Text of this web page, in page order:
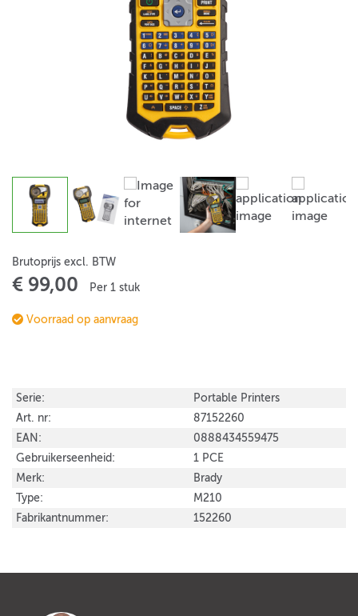
Serie:
Portable Printers
Art. nr:
87152260
EAN:
0888434559475
Gebruikerseenheid:
1 PCE
Merk:
Brady
Type:
M210
Fabrikantnummer:
152260
Brutoprijs excl. BTW
€ 99,00 Per 1 stuk
Voorraad op aanvraag